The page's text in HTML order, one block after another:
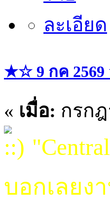
★☆ 9 กค 2569
« เมื่อ: กรกฎ
บอกเลยง